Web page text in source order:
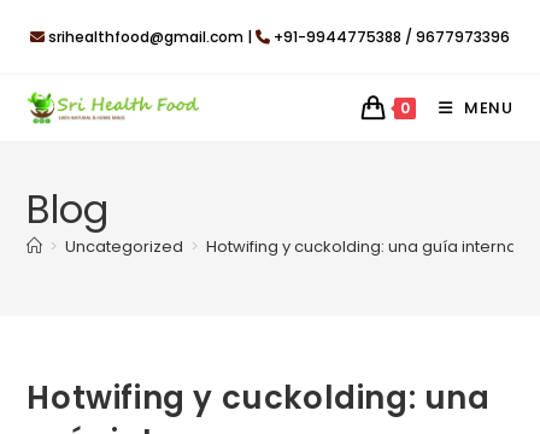
srihealthfood@gmail.com | +91-9944775388 / 9677973396
0 MENU
Blog
> Uncategorized > Hotwifing y cuckolding: una guía interna
Hotwifing y cuckolding: una